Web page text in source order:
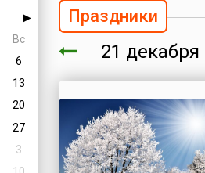
▶
Вс
6
13
20
27
3
Праздники
21 декабря